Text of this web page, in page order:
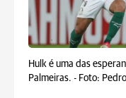
Hulk é uma das
Palmeiras. - Foto: